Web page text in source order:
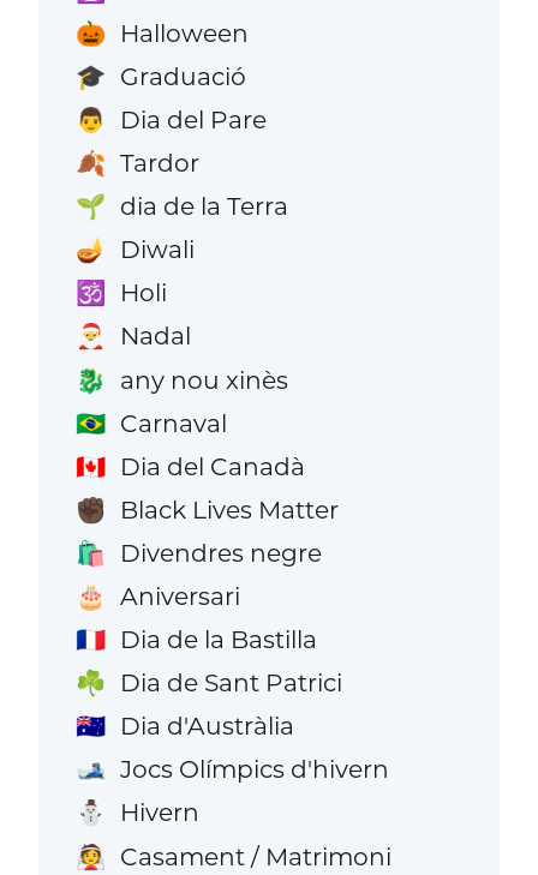
🎃 Halloween
🎓 Graduació
👨 Dia del Pare
🍂 Tardor
🌱 dia de la Terra
🪔 Diwali
🕉️ Holi
🎅 Nadal
🐉 any nou xinès
🇧🇷 Carnaval
🇨🇦 Dia del Canadà
✊🏿 Black Lives Matter
🛍️ Divendres negre
🎂 Aniversari
🇫🇷 Dia de la Bastilla
☘️ Dia de Sant Patrici
🇦🇺 Dia d'Austràlia
🎿 Jocs Olímpics d'hivern
⛄ Hivern
👰 Casament / Matrimoni